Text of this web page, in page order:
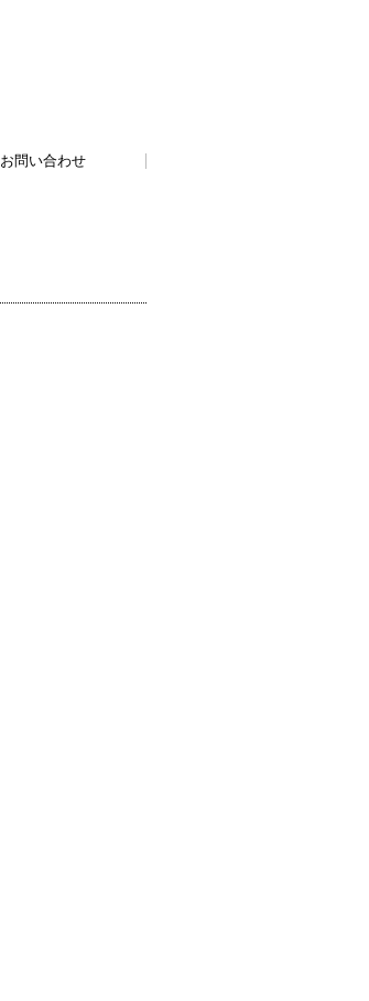
お問い合わせ